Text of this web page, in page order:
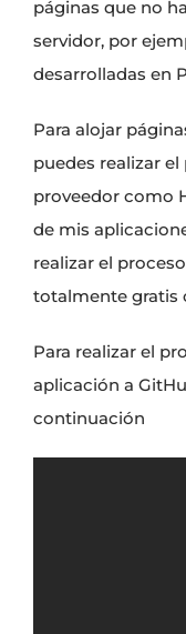
páginas que no
servidor, por
desarrolladas en
Para alojar
puedes realizar
proveedor como
de mis
realizar el
totalmente gratis
Para realizar el
aplicación a
continuación